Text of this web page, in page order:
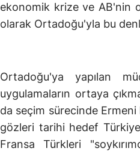
ekonomik krize ve AB'nin
olarak Ortadoğu'yla bu
Ortadoğu'ya yapılan
uygulamaların ortaya
da seçim sürecinde
gözleri tarihi hedef
Fransa Türkleri